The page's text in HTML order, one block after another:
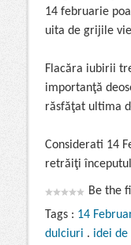
14 februarie
uita de grijile
Flacăra iubirii
importanţă
răsfăţat ultima
Considerati 14
retrăiţi
Be the
Tags : 14
dulciuri . idei de